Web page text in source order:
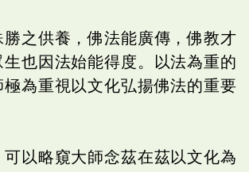
之供養，佛法能廣傳，佛教才
也因法始能得度。以法為重的
為重視以文化弘揚佛法的重要
以略窺大師念茲在茲以文化為